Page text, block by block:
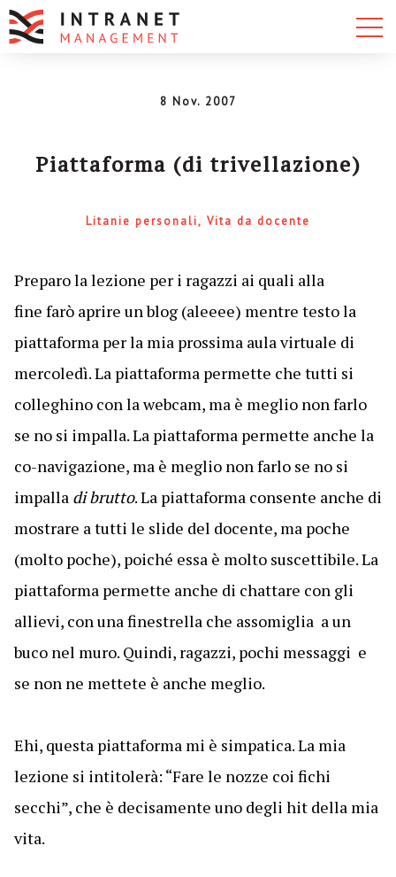
8 Nov. 2007
Piattaforma (di trivellazione)
Litanie personali Vita da docente
Preparo la lezione per i ragazzi ai quali alla
fine farò aprire un blog (aleeee) mentre testo la
piattaforma per la mia prossima aula virtuale di
mercoledì. La piattaforma permette che tutti si
colleghino con la webcam, ma è meglio non farlo
se no si impalla. La piattaforma permette anche la
co-navigazione, ma è meglio non farlo se no si
impalla di brutto. La piattaforma consente anche di
mostrare a tutti le slide del docente, ma poche
(molto poche), poiché essa è molto suscettibile. La
piattaforma permette anche di chattare con gli
allievi, con una finestrella che assomiglia a un
buco nel muro. Quindi, ragazzi, pochi messaggi e
se non ne mettete è anche meglio.
Ehi, questa piattaforma mi è simpatica. La mia
lezione si intitolerà: “Fare le nozze coi fichi
secchi”, che è decisamente uno degli hit della mia
vita.